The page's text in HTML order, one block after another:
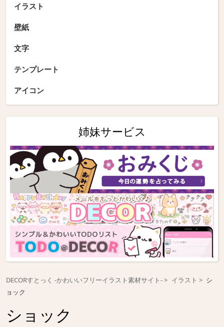
イラスト
壁紙
文字
テンプレート
アイコン
姉妹サービス
DECORすとっく -かわいいフリーイラスト素材サイト- イラスト
シ
ョック
ショック